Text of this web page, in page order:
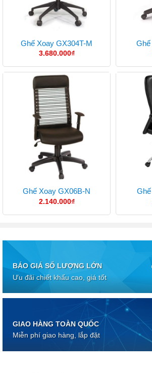
Ghế Xoay GX304T-M
3.680.000₫
Ghế
Ghế Xoay GX06B-N
2.140.000₫
BÁO GIÁ SỐ LƯỢNG LỚN
Ưu đãi chiết khấu cao, giá tốt
GIAO HÀNG TOÀN QUỐC
Miễn phí giao hàng, lắp đặt